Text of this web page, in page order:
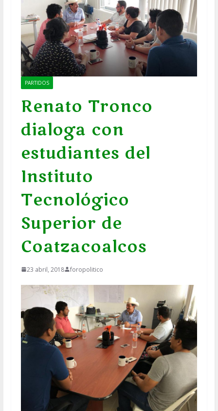
PARTIDOS
Renato Tronco
dialoga con
estudiantes del
Instituto
Tecnológico
Superior de
Coatzacoalcos
23 abril, 2018 foropolitico